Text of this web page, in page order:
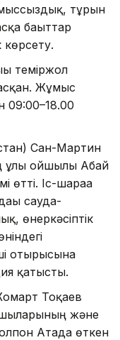
тұрғын
бағыттар
теміржол
Жұмыс
09:00–18.00
Сан-Мартин
ұлы ойшылы Абай
өтті. Іс-шараға
сауда-
өнеркәсіптік
отырысына
қатысты.
Тоқаев
және
Атада өткен